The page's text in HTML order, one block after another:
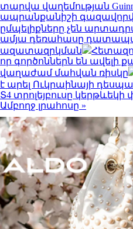
տարվա վաղեմության
ապրանքանիշի
ըմպելիքները չեն
ամյա դեռահասը
ազատազրկման
որ գործոններն են ավելի
վաղաժամ մահվան ռիսկը
է արել Ուկրաինայի
Տ4 տրոլեյբուսը
Ամբողջ լրահոսը »